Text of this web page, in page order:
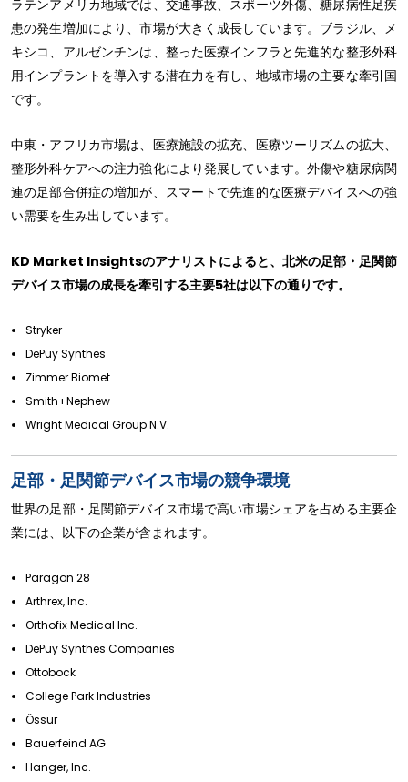
ラテンアメリカ地域では、交通事故、スポーツ外傷、糖尿病性足疾
患の発生増加により、市場が大きく成長しています。ブラジル、メ
キシコ、アルゼンチンは、整った医療インフラと先進的な整形外科
用インプラントを導入する潜在力を有し、地域市場の主要な牽引国
です。
中東・アフリカ市場は、医療施設の拡充、医療ツーリズムの拡大、
整形外科ケアへの注力強化により発展しています。外傷や糖尿病関
連の足部合併症の増加が、スマートで先進的な医療デバイスへの強
い需要を生み出しています。
KD Market Insightsのアナリストによると、北米の足部・足関節
デバイス市場の成長を牽引する主要5社は以下の通りです。
Stryker
DePuy Synthes
Zimmer Biomet
Smith+Nephew
Wright Medical Group N.V.
足部・足関節デバイス市場の競争環境
世界の足部・足関節デバイス市場で高い市場シェアを占める主要企
業には、以下の企業が含まれます。
Paragon 28
Arthrex, Inc.
Orthofix Medical Inc.
DePuy Synthes Companies
Ottobock
College Park Industries
Össur
Bauerfeind AG
Hanger, Inc.